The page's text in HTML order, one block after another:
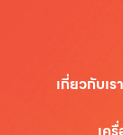
เกี่ยวกับเรา